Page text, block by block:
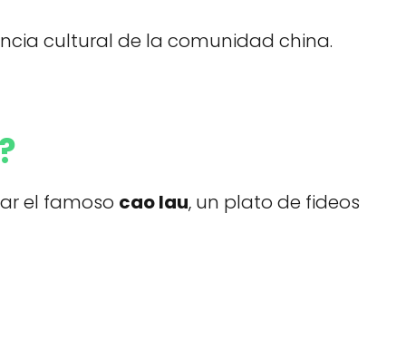
cultural de la comunidad china.
el famoso cao lau, un plato de fideos